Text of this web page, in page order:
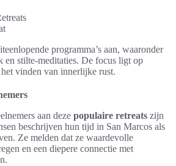
programma’s aan, waaronder
en stilte-meditaties. De focus ligt op
vinden van innerlijke rust.
aan deze populaire retreats zijn
beschrijven hun tijd in San Marcos als
Ze melden dat ze waardevolle
en een diepere connectie met